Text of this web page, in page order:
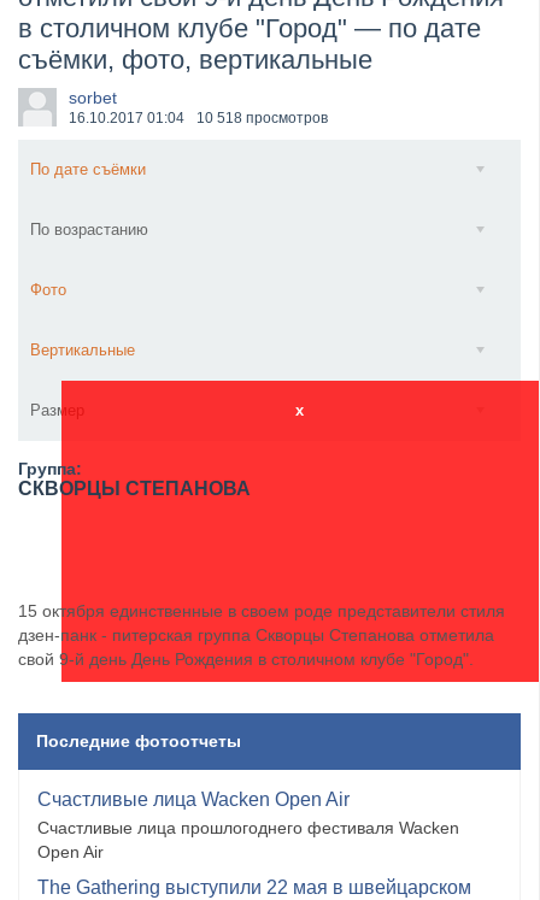
​Wacken Open Air 2027 объявил новую волну участ...
в столичном клубе "Город" — по дате
съёмки, фото, вертикальные
sorbet
16.10.2017 01:04 10 518 просмотров
По дате съёмки
По возрастанию
Фото
Вертикальные
Размер x
Группа:
СКВОРЦЫ СТЕПАНОВА
15 октября единственные в своем роде представители стиля
дзен-панк - питерская группа Скворцы Степанова отметила
свой 9-й день День Рождения в столичном клубе "Город".
Последние фотоотчеты
Счастливые лица Wacken Open Air
Счастливые лица прошлогоднего фестиваля Wacken
Open Air
The Gathering выступили 22 мая в швейцарском